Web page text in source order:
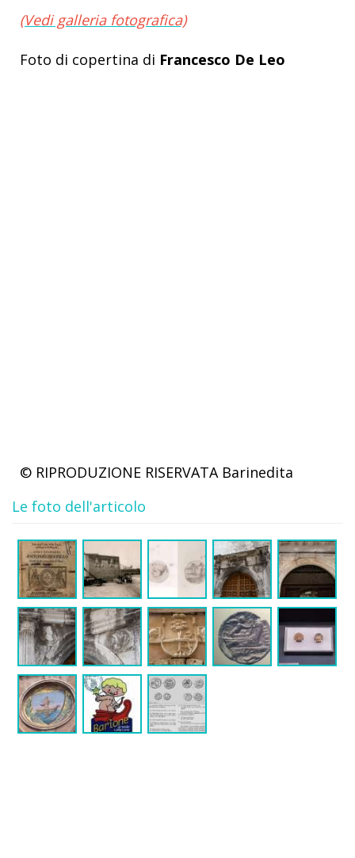
(Vedi galleria fotografica)
Foto di copertina di Francesco De Leo
© RIPRODUZIONE RISERVATA Barinedita
Le foto dell'articolo